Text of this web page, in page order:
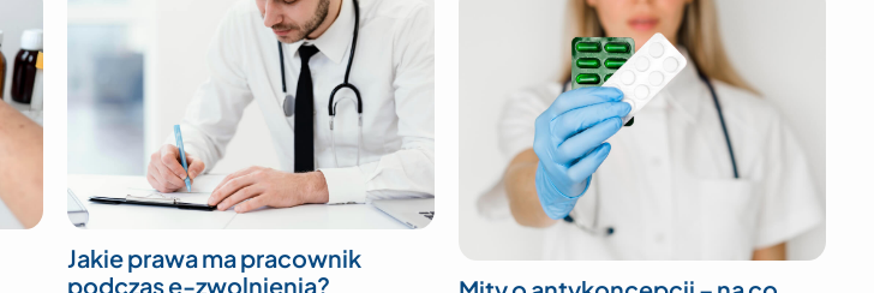
Jakie prawa ma pracownik
podczas e-zwolnienia?